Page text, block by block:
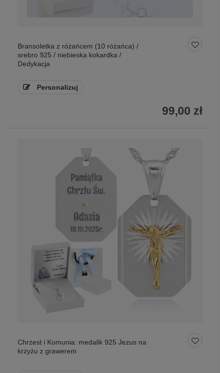
Bransoletka z różańcem (10 różańca) /
srebro 925 / niebieska kokardka /
Dedykacja
Personalizuj
99,00 zł
Chrzest i Komunia: medalik 925 Jezus na
krzyżu z grawerem